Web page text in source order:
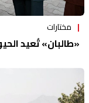
مختارات
«طالبان» تُعيد